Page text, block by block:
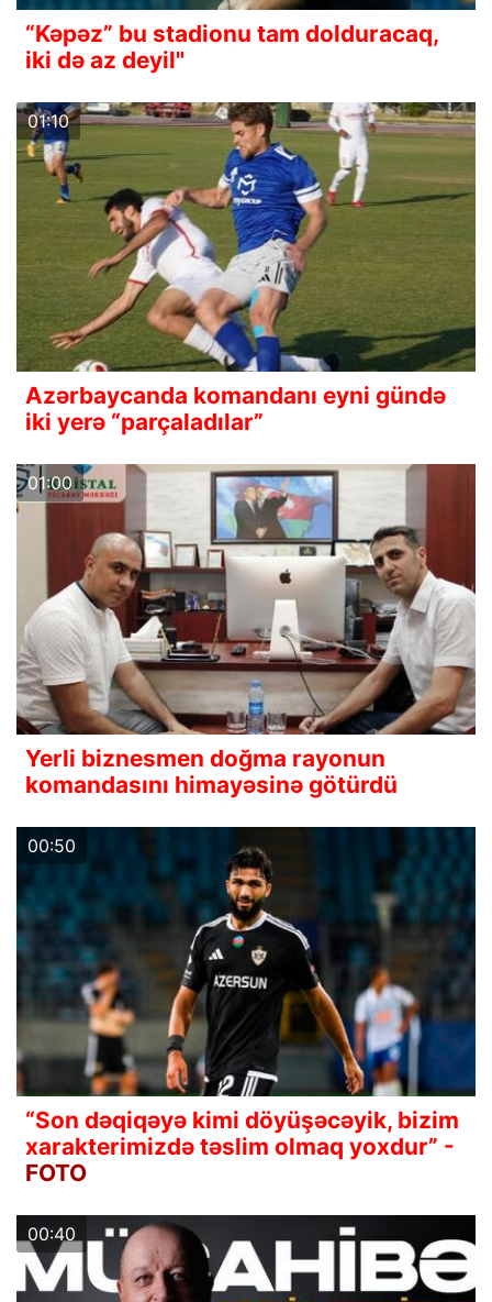
“Kəpəz” bu stadionu tam dolduracaq,
iki də az deyil"
01:10
Azərbaycanda komandanı eyni gündə
iki yerə “parçaladılar”
01:00
Yerli biznesmen doğma rayonun
komandasını himayəsinə götürdü
00:50
“Son dəqiqəyə kimi döyüşəcəyik, bizim
xarakterimizdə təslim olmaq yoxdur” -
FOTO
00:40